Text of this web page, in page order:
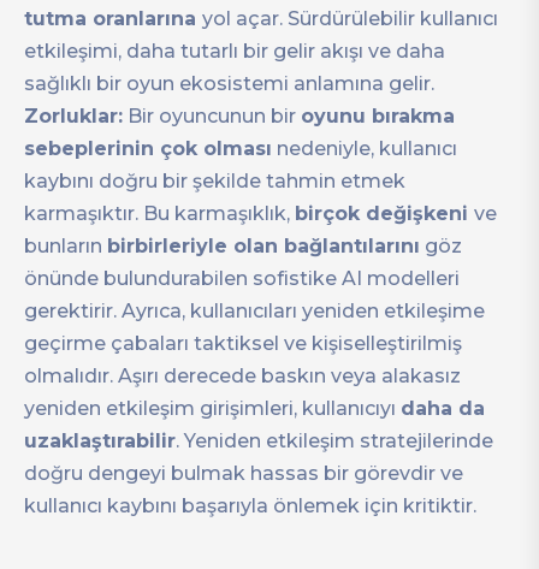
tutma oranlarına yol açar. Sürdürülebilir kullanıcı
etkileşimi, daha tutarlı bir gelir akışı ve daha
sağlıklı bir oyun ekosistemi anlamına gelir.
Zorluklar: Bir oyuncunun bir oyunu bırakma
sebeplerinin çok olması nedeniyle, kullanıcı
kaybını doğru bir şekilde tahmin etmek
karmaşıktır. Bu karmaşıklık, birçok değişkeni ve
bunların birbirleriyle olan bağlantılarını göz
önünde bulundurabilen sofistike AI modelleri
gerektirir. Ayrıca, kullanıcıları yeniden etkileşime
geçirme çabaları taktiksel ve kişiselleştirilmiş
olmalıdır. Aşırı derecede baskın veya alakasız
yeniden etkileşim girişimleri, kullanıcıyı daha da
uzaklaştırabilir. Yeniden etkileşim stratejilerinde
doğru dengeyi bulmak hassas bir görevdir ve
kullanıcı kaybını başarıyla önlemek için kritiktir.